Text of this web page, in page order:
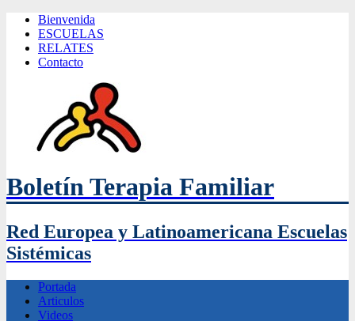
Bienvenida
ESCUELAS
RELATES
Contacto
Boletín Terapia Familiar
Red Europea y Latinoamericana Escuelas
Sistémicas
Portada
Articulos
Videos